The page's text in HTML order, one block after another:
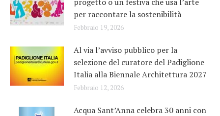
per raccontare la sostenibilità
Febbraio 19, 2026
Al via l’avviso pubblico per la
selezione del curatore del Padiglione
Italia alla Biennale Architettura 2027
Febbraio 12, 2026
Acqua Sant’Anna celebra 30 anni con